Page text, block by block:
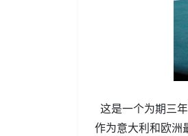
这是一个为期三
作为意大利和欧洲